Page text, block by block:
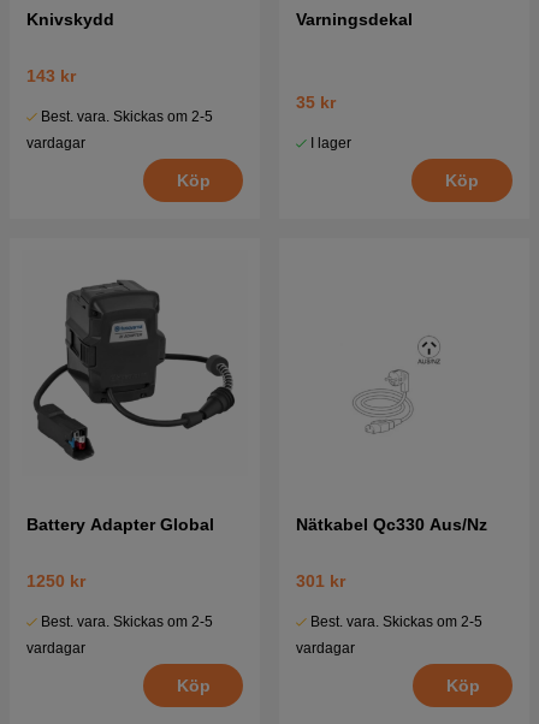
Knivskydd
143 kr
Best. vara. Skickas om 2-5
vardagar
Köp
Varningsdekal
35 kr
I lager
Köp
Battery Adapter Global
1250 kr
Best. vara. Skickas om 2-5
vardagar
Köp
Nätkabel Qc330 Aus/Nz
301 kr
Best. vara. Skickas om 2-5
vardagar
Köp